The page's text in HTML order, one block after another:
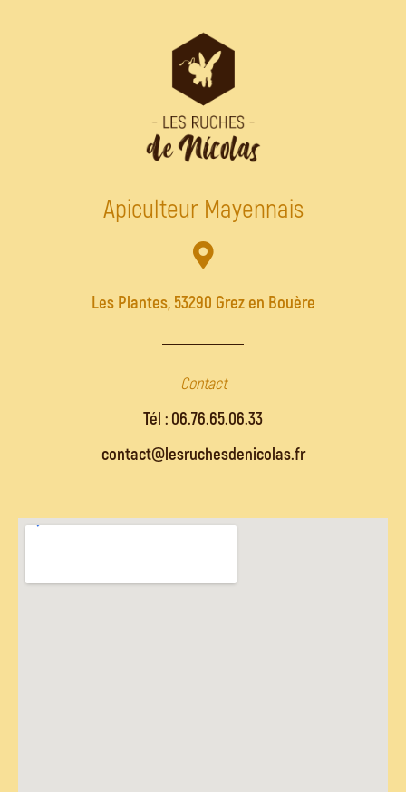
Apiculteur Mayennais
Les Plantes, 53290 Grez en Bouère
Contact
Tél : 06.76.65.06.33
contact@lesruchesdenicolas.fr​